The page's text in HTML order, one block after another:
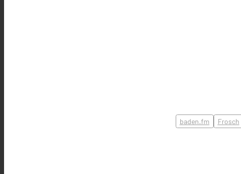
baden.fm Frosch